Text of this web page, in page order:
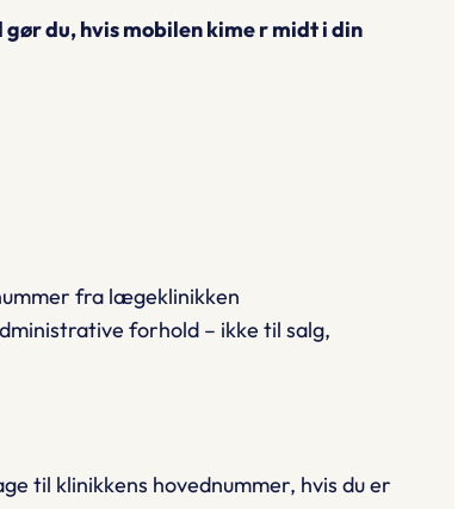
du, hvis mobilen kime r midt i din
fra lægeklinikken
forhold – ikke til salg,
til klinikkens hovednummer, hvis du er